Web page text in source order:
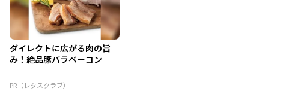
ダイレクトに広がる肉の旨
み！絶品豚バラベーコン
PR（レタスクラブ）